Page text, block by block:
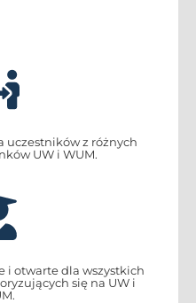
uczestników z różnych
UW i WUM.
i otwarte dla wszystkich
się na UW i